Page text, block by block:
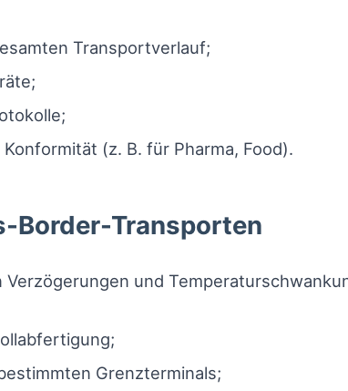
Transportverlauf;
(z. B. für Pharma, Food).
Border-Transporten
und
Grenzterminals;